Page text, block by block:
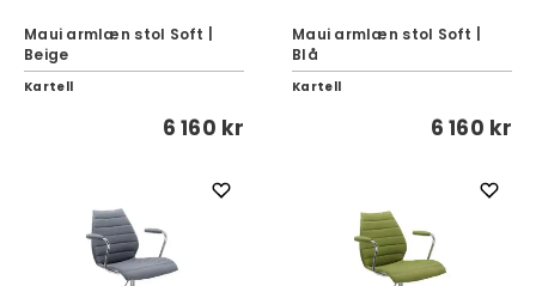
Maui armlæn stol Soft |
Beige
Kartell
6 160 kr
Maui armlæn stol Soft |
Blå
Kartell
6 160 kr